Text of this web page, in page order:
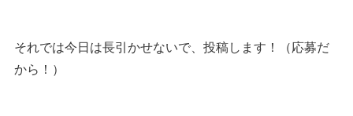
それでは今日は長引かせないで、投稿します！（応募だ
から！）